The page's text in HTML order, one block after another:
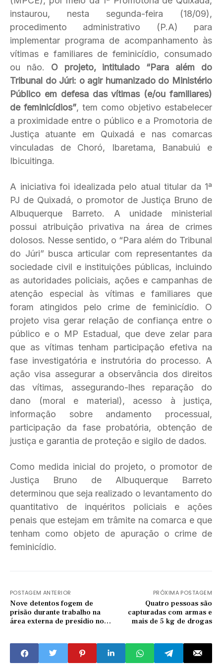
instaurou, nesta segunda-feira (18/09),
procedimento administrativo (P.A) para
implementar programa de acompanhamento às
vítimas e familiares de feminicídio, consumado
ou não. O projeto, intitulado “Para além do
Tribunal do Júri: o agir humanizado do Ministério
Público em defesa das vítimas (e/ou familiares)
de feminicídios”, tem como objetivo estabelecer
a proximidade entre o público e a Promotoria de
Justiça atuante em Quixadá e nas comarcas
vinculadas de Choró, Ibaretama, Banabuiú e
Ibicuitinga.
A iniciativa foi idealizada pelo atual titular da 1ª
PJ de Quixadá, o promotor de Justiça Bruno de
Albuquerque Barreto. A unidade ministerial
possui atribuição privativa na área de crimes
dolosos. Nesse sentido, o “Para além do Tribunal
do Júri” busca articular com representantes da
sociedade civil e instituições públicas, incluindo
as autoridades policiais, ações e campanhas de
atenção especial às vítimas e familiares que
foram atingidos pelo crime de feminicídio. O
projeto visa gerar relação de confiança entre o
público e o MP Estadual, que deve zelar para
que as vítimas tenham participação efetiva na
fase investigatória e instrutória do processo. A
ação visa assegurar a observância dos direitos
das vítimas, assegurando-lhes reparação do
dano (moral e material), acesso à justiça,
informação sobre andamento processual,
participação da fase probatória, obtenção de
justiça e garantia de proteção e sigilo de dados.
Como medida inicial do projeto, o promotor de
Justiça Bruno de Albuquerque Barreto
determinou que seja realizado o levantamento do
quantitativo de inquéritos policiais e ações
penais que estejam em trâmite na comarca e que
tenham como objeto de apuração o crime de
feminicídio.
POSTAGEM ANTERIOR
Nove detentos fogem de
prisão durante trabalho na
área externa de presídio no
PRÓXIMA POSTAGEM
Quatro pessoas são
capturadas com armas e
mais de 5 kg de drogas